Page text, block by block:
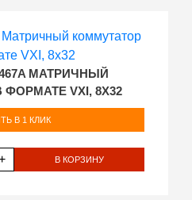
МАТРИЧНЫЙ
VXI, 8Х32
В 1 КЛИК
В КОРЗИНУ